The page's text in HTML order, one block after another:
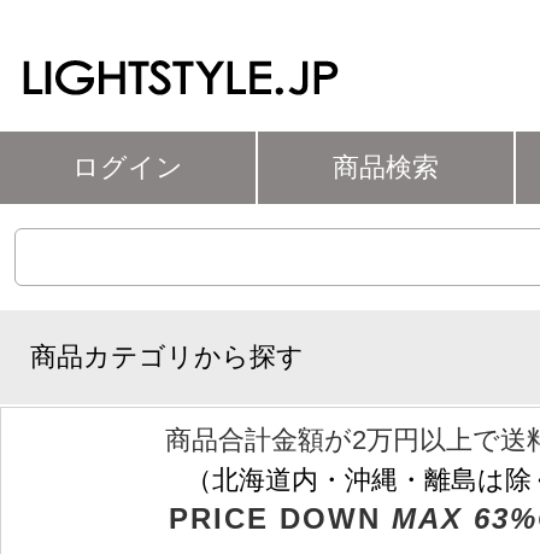
ログイン 商品検索
商品カテゴリから探す
商品合計金額が2万円以上で送
（北海道内・沖縄・離島は
PRICE DOWN MAX